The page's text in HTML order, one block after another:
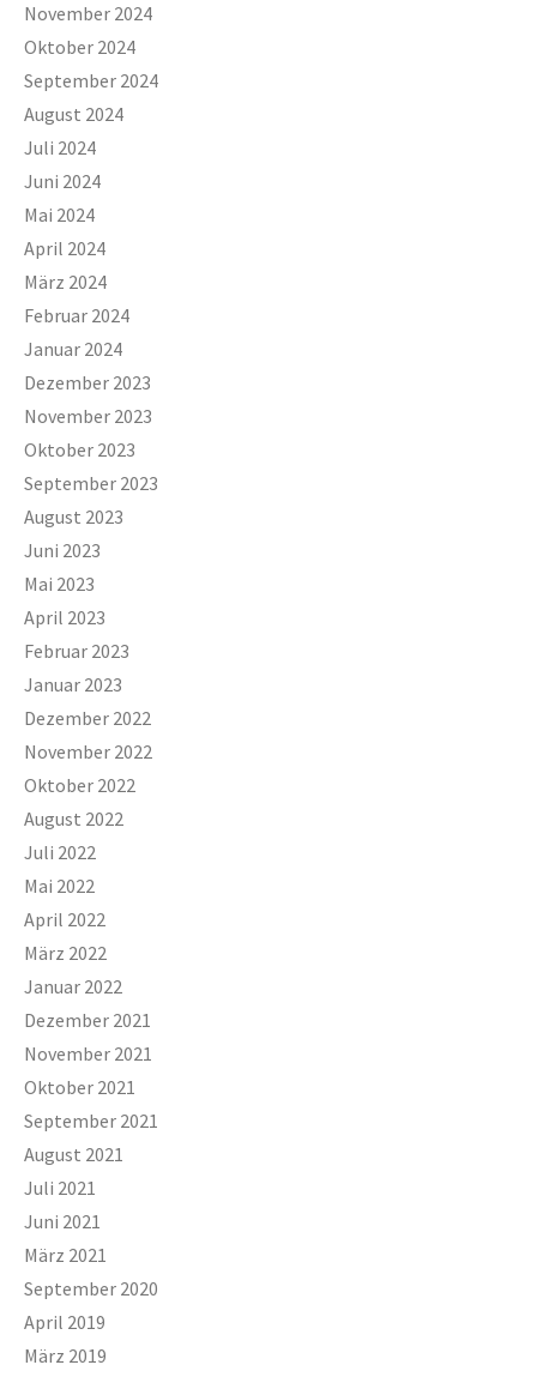
November 2024
Oktober 2024
September 2024
August 2024
Juli 2024
Juni 2024
Mai 2024
April 2024
März 2024
Februar 2024
Januar 2024
Dezember 2023
November 2023
Oktober 2023
September 2023
August 2023
Juni 2023
Mai 2023
April 2023
Februar 2023
Januar 2023
Dezember 2022
November 2022
Oktober 2022
August 2022
Juli 2022
Mai 2022
April 2022
März 2022
Januar 2022
Dezember 2021
November 2021
Oktober 2021
September 2021
August 2021
Juli 2021
Juni 2021
März 2021
September 2020
April 2019
März 2019